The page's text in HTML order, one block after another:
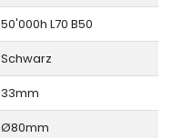
50'000h L70 B50
Schwarz
33mm
Ø80mm